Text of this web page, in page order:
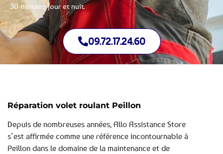
30 minutes jour et nuit.
09.72.17.24.60
Réparation volet roulant Peillon
Depuis de nombreuses années, Allo Assistance Store
s’est affirmée comme une référence incontournable à
Peillon dans le domaine de la maintenance et de